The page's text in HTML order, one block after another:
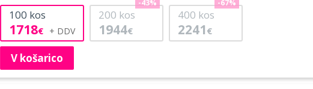
100 kos
1718€
200 kos
1944€
-43%
400 kos
2241 €
-67%
V košarico